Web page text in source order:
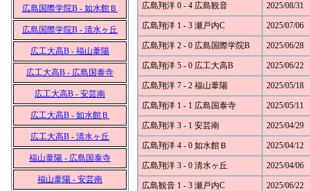
広島国際学院B - 如水館Ｂ
広島国際学院B - 清水ヶ丘
広工大高B - 福山葦陽
広工大高B - 広島国泰寺
広工大高B - 安芸南
広工大高B - 如水館Ｂ
広工大高B - 清水ヶ丘
福山葦陽 - 広島国泰寺
福山葦陽 - 安芸南
広島翔洋 0 - 4 広島観音 2025/08/31
広島翔洋 1 - 3 瀬戸内C 2025/07/06
広島翔洋 2 - 0 広島国際学院B 2025/06/28
広島翔洋 5 - 0 広工大高B 2025/06/22
広島翔洋 7 - 2 福山葦陽 2025/05/18
広島翔洋 1 - 1 広島国泰寺 2025/05/11
広島翔洋 3 - 1 安芸南 2025/04/29
広島翔洋 4 - 0 如水館Ｂ 2025/04/12
広島翔洋 3 - 0 清水ヶ丘 2025/04/06
広島観音 1 - 3 瀬戸内C 2025/06/22